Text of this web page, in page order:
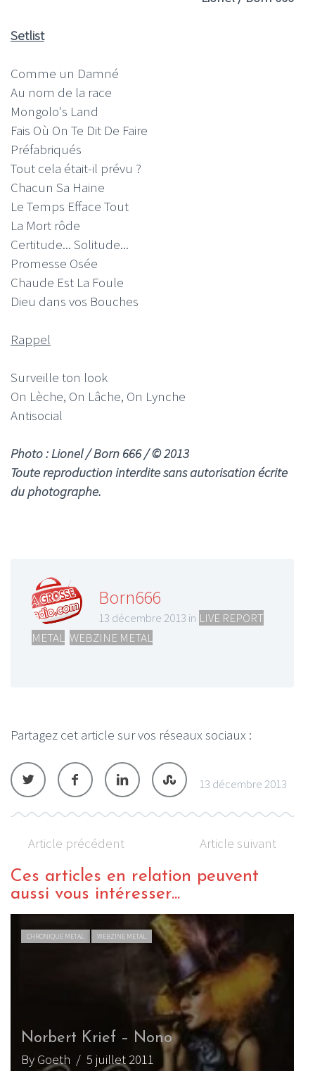
Setlist
Comme un Damné
Au nom de la race
Mongolo's Land
Fais Où On Te Dit De Faire
Préfabriqués
Tout cela était-il prévu ?
Chacun Sa Haine
Le Temps Efface Tout
La Mort rôde
Certitude... Solitude...
Promesse Osée
Chaude Est La Foule
Dieu dans vos Bouches
Rappel
Surveille ton look
On Lèche, On Lâche, On Lynche
Antisocial
Photo : Lionel / Born 666 / © 2013
Toute reproduction interdite sans autorisation écrite
du photographe.
Born666
13 décembre 2013 in LIVE REPORT
METAL WEBZINE METAL
Partagez cet article sur vos réseaux sociaux :
13 décembre 2013
Article précédent Article suivant
Ces articles en relation peuvent
aussi vous intéresser...
CHRONIQUE METAL WEBZINE METAL
Norbert Krief – Nono
By Goeth / 5 juillet 2011